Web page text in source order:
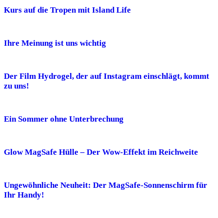
Kurs auf die Tropen mit Island Life
Ihre Meinung ist uns wichtig
Der Film Hydrogel, der auf Instagram einschlägt, kommt
zu uns!
Ein Sommer ohne Unterbrechung
Glow MagSafe Hülle – Der Wow-Effekt im Reichweite
Ungewöhnliche Neuheit: Der MagSafe-Sonnenschirm für
Ihr Handy!